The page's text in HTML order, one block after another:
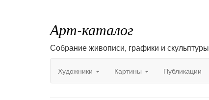
Арт-каталог
Собрание живописи, графики и скульптуры
Художники Картины Публикации